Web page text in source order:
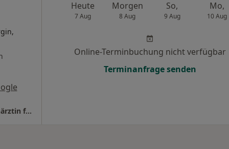
Praxis Dr.med. Sandra Wirzius-Viernow Fachärztin für Orthopädie
Heute
7 Aug
Morgen
8 Aug
So,
9 Aug
Mo,
10 Aug
Online-Terminbuchung nicht verfügbar
Terminanfrage senden